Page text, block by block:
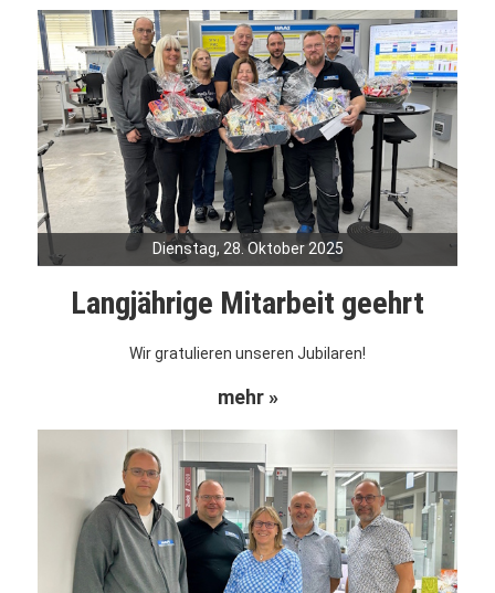
Dienstag, 28. Oktober 2025
Langjährige Mitarbeit geehrt
Wir gratulieren unseren Jubilaren!
mehr »